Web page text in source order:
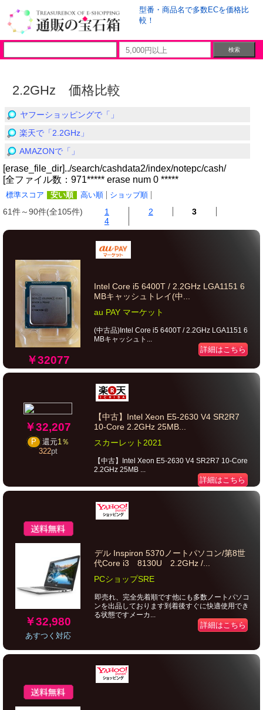
型番・商品名で多数ECを価格比
較！
2.2GHz 価格比較
ヤフーショッピングで「」
楽天で「2.2GHz」
AMAZONで「」
[erase_file_dir]../search/cashdata2/index/notepc/cash/
[全ファイル数：971***** erase num 0 *****
標準スコア 安い順 高い順 ショップ順
61件～90件(全105件) 1 2
3
4
￥32077
Intel Core i5 6400T / 2.2GHz LGA1151 6
MBキャッシュトレイ(中...
au PAY マーケット
(中古品)Intel Core i5 6400T / 2.2GHz LGA1151 6
MBキャッシュト...
詳細はこちら
￥32,207
P 還元1％
322pt
【中古】Intel Xeon E5-2630 V4 SR2R7
10-Core 2.2GHz 25MB...
スカーレット2021
【中古】Intel Xeon E5-2630 V4 SR2R7 10-Core
2.2GHz 25MB ...
詳細はこちら
￥32,980
あすつく対応
デル Inspiron 5370ノートパソコン/第8世
代Core i3 8130U 2.2GHz /...
PCショップSRE
即売れ、完全先着順です他にも多数ノートパソコ
ンを出品しております到着後すぐに快適使用でき
る状態ですメーカ...
詳細はこちら